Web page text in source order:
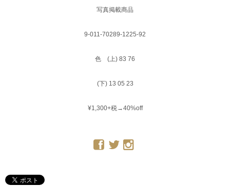
写真掲載商品
9-011-70289-1225-92
色 (上) 83 76
(下) 13 05 23
¥1,300+税→40%off